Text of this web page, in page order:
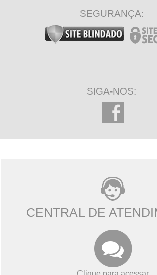
SEGURANÇA:
SIGA-NOS:
CENTRAL DE